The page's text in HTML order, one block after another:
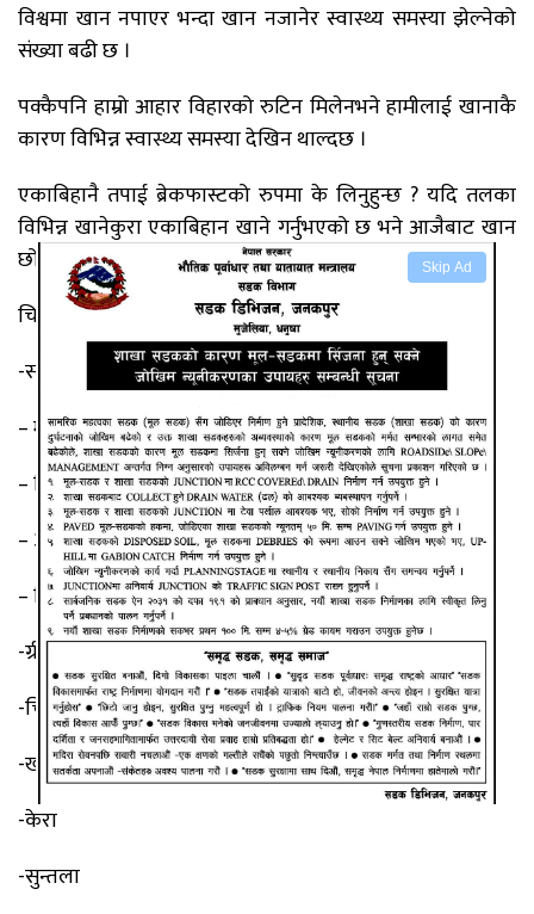
Skip Ad
विश्वमा खान नपाएर भन्दा खान नजानेर स्वास्थ्य समस्या झेल्नेको
संख्या बढी छ ।
पक्कैपनि हाम्रो आहार विहारको रुटिन मिलेनभने हामीलाई खानाकै
कारण विभिन्न स्वास्थ्य समस्या देखिन थाल्दछ ।
एकाबिहानै तपाई ब्रेकफास्टको रुपमा के लिनुहुन्छ ? यदि तलका
विभिन्न खानेकुरा एकाबिहान खाने गर्नुभएको छ भने आजैबाट खान
छोड्नुहोस् ।
चिकित्सका अनुसार यि खानेकुरा विष बराबर हुन्छ ।
-सफ्ट ड्रिङ्स
– मसालेदार खाना
– चिसो पेय पदार्थ
– अमिलो फल
– चिया–कफी
-ग्रीन टि
-चिनी
-खर्बुजा
-केरा
-सुन्तला